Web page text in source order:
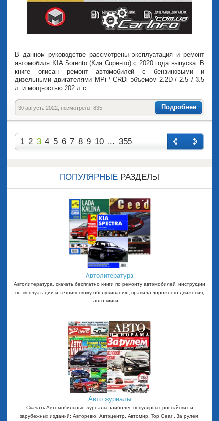
В данном руководстве рассмотрены эксплуатация и ремонт
автомобиля KIA Sorento (Киа Соренто) с 2020 года выпуска. В
книге описан ремонт автомобилей с бензиновыми и
дизельными двигателями MPi / CRDi объемом 2.2D / 2.5 / 3.5
л. и мощностью 202 л.с.
Подробнее
30 августа 2022, посмотрело: 835
1 2 3 4 5 6 7 8 9 10 ... 355
ПОПУЛЯРНЫЕ РАЗДЕЛЫ
Автолитература
Автолитература, скачать бесплатно книги по ремонту автомобилей, инструкции
по эксплуатации и техническому обслуживанию, правила дорожного движения,
авто книги, ...
Авто журналы
Скачать Автомобильные журналы наиболее популярных российских и
зарубежных изданий: Авторевю, Автоцентр, Автомир, Top Gear , За рулем,